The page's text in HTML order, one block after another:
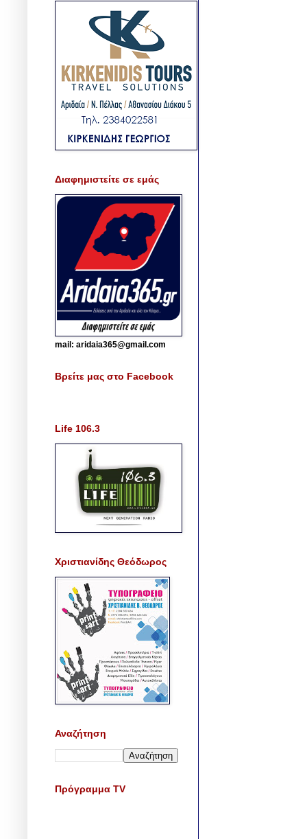
Διαφημιστείτε σε εμάς
mail: aridaia365@gmail.com
Βρείτε μας στο Facebook
Life 106.3
Χριστιανίδης Θεόδωρος
Αναζήτηση
Πρόγραμμα TV